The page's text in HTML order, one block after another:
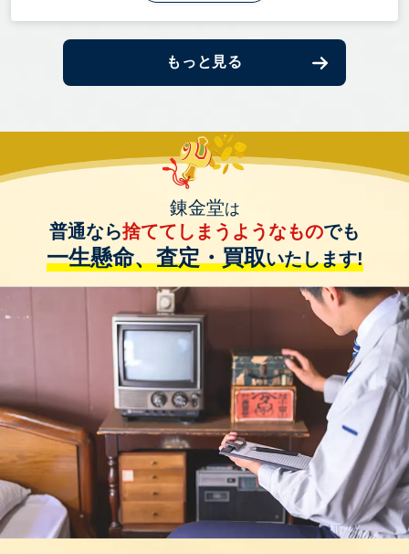
もっと見る
錬金堂は
普通なら捨ててしまうようなものでも
一生懸命、査定・買取いたします!